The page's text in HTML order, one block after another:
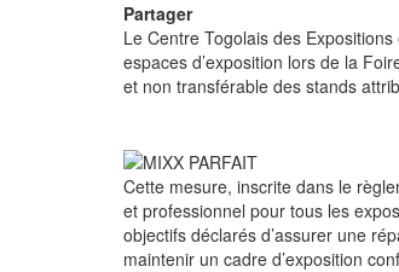
Partager
Le Centre Togolais des
espaces d’exposition lors de la
et non transférable des stands
Cette mesure, inscrite dans le
et professionnel pour tous les
objectifs déclarés d’assurer une
maintenir un cadre d’exposition